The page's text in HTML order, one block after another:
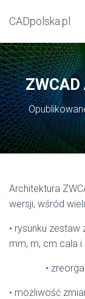
CADpolska.pl
Architektura
wersji, wśród
• rysunku
mm, m, cm cala i
•
• możliwość